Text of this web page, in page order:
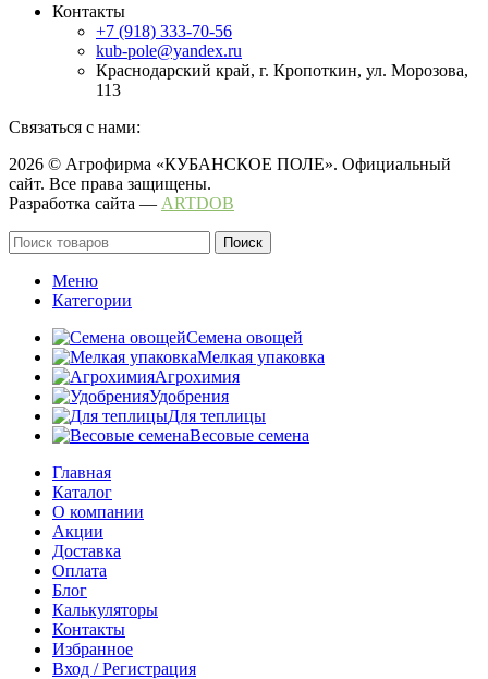
Контакты
+7 (918) 333-70-56
kub-pole@yandex.ru
Краснодарский край, г. Кропоткин, ул. Морозова,
113
Связаться с нами:
2026 © Агрофирма «КУБАНСКОЕ ПОЛЕ». Официальный
сайт. Все права защищены.
Разработка сайта — ARTDOB
Поиск
Меню
Категории
Семена овощей
Мелкая упаковка
Агрохимия
Удобрения
Для теплицы
Весовые семена
Главная
Каталог
О компании
Акции
Доставка
Оплата
Блог
Калькуляторы
Контакты
Избранное
Вход / Регистрация